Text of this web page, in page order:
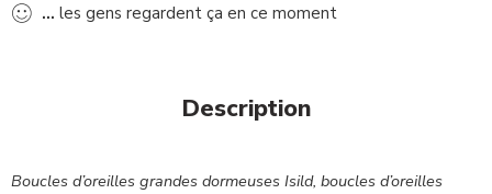
... les gens regardent ça en ce moment
Description
Boucles d’oreilles grandes dormeuses Isild, boucles d’oreilles